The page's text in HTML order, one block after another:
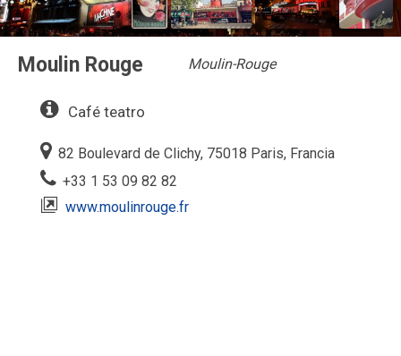
Moulin Rouge Moulin-Rouge
Café teatro
82 Boulevard de Clichy, 75018 Paris, Francia
+33 1 53 09 82 82
www.moulinrouge.fr